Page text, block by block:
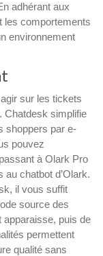
adhérant aux
les comportements
environnement
sur les tickets
Chatdesk simplifie
shoppers par e-
pouvez
à Olark Pro
chatbot d’Olark.
il vous suffit
source des
apparaisse, puis de
permettent
qualité sans